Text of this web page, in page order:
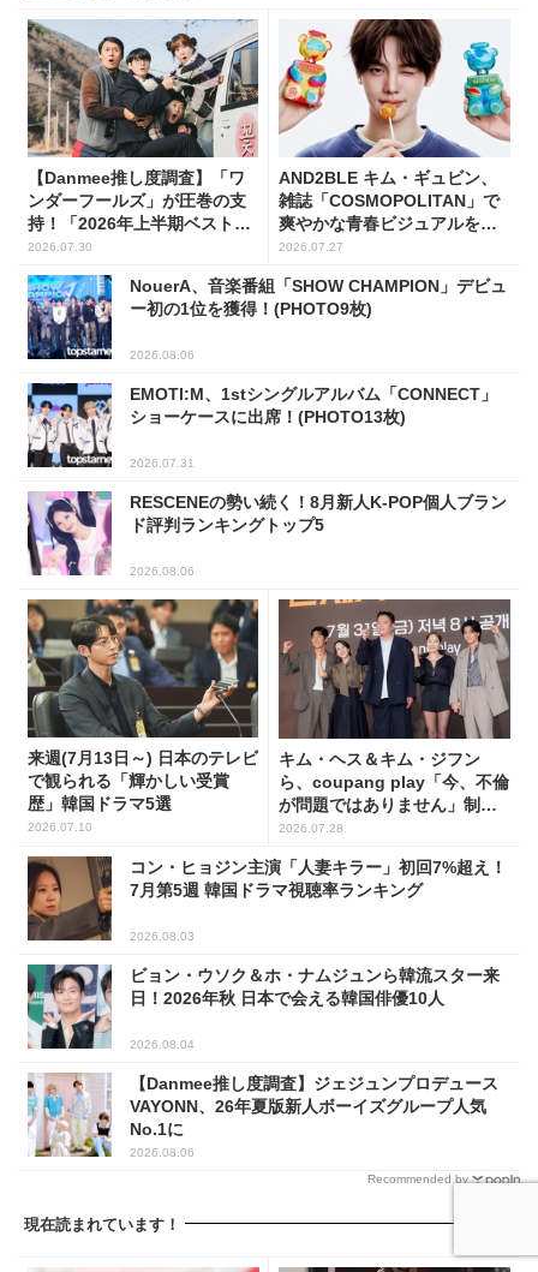
【Danmee推し度調査】「ワ
ンダーフールズ」が圧巻の支
持！「2026年上半期ベスト・
オブ・韓国ドラマ」1位に輝く
2026.07.30
AND2BLE キム・ギュビン、
雑誌「COSMOPOLITAN」で
爽やかな青春ビジュアルを披
露
2026.07.27
NouerA、音楽番組「SHOW CHAMPION」デビュ
ー初の1位を獲得！(PHOTO9枚)
2026.08.06
EMOTI:M、1stシングルアルバム「CONNECT」
ショーケースに出席！(PHOTO13枚)
2026.07.31
RESCENEの勢い続く！8月新人K-POP個人ブラン
ド評判ランキングトップ5
2026.08.06
来週(7月13日～) 日本のテレビ
で観られる「輝かしい受賞
歴」韓国ドラマ5選
2026.07.10
キム・ヘス＆キム・ジフン
ら、coupang play「今、不倫
が問題ではありません」制作
発表会に出席！(PHOTO15枚)
2026.07.28
コン・ヒョジン主演「人妻キラー」初回7%超え！
7月第5週 韓国ドラマ視聴率ランキング
2026.08.03
ビョン・ウソク＆ホ・ナムジュンら韓流スター来
日！2026年秋 日本で会える韓国俳優10人
2026.08.04
【Danmee推し度調査】ジェジュンプロデュース
VAYONN、26年夏版新人ボーイズグループ人気
No.1に
2026.08.06
Recommended by
現在読まれています！